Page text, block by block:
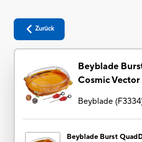
Zurück
Beyblade
Cosmic
Beyblade(F3334
Beyblade Burst